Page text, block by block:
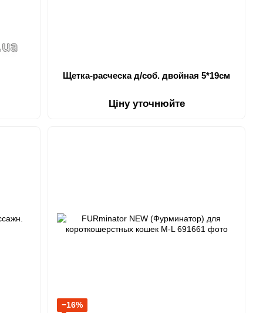
Щетка-расческа д/соб. двойная 5*19см
Ціну уточнюйте
−16%